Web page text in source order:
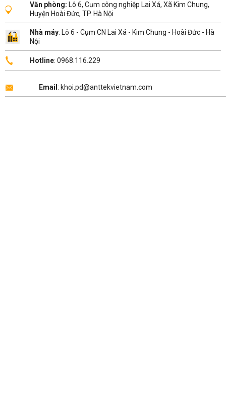
Văn phòng: Lô 6, Cụm công nghiệp Lai Xá, Xã Kim Chung,
Huyện Hoài Đức, TP. Hà Nội
Nhà máy: Lô 6 - Cụm CN Lai Xá - Kim Chung - Hoài Đức - Hà
Nội
Hotline: 0968.116.229
Email : khoi.pd@anttekvietnam.com